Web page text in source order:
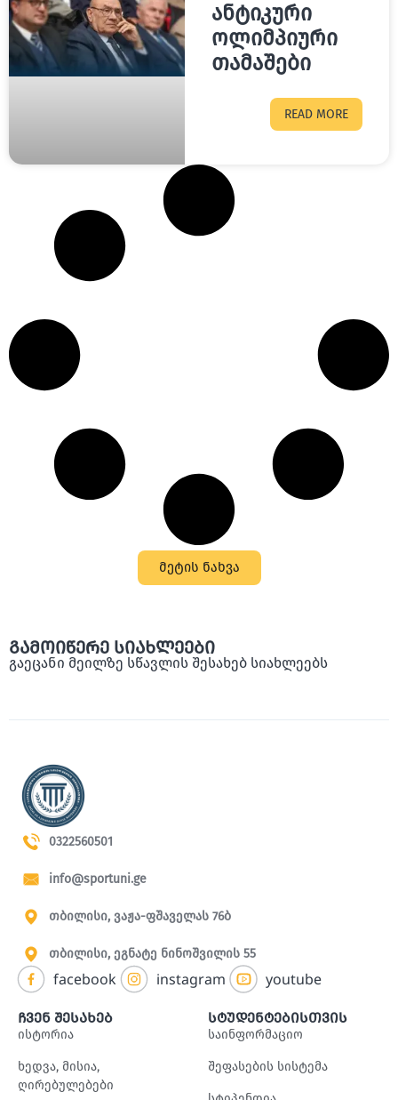
ანტიკური
ოლიმპიური
თამაშები
READ MORE
მეტის ნახვა
გამოიწერე სიახლეები
გაეცანი მეილზე სწავლის შესახებ სიახლეებს
0322560501
info@sportuni.ge
თბილისი, ვაჟა-ფშაველას 76ბ
თბილისი, ეგნატე ნინოშვილის 55
facebook instagram youtube
ჩვენ შესახებ
ისტორია
ხედვა, მისია,
ღირებულებები
სტუდენტებისთვის
საინფორმაციო
შეფასების სისტემა